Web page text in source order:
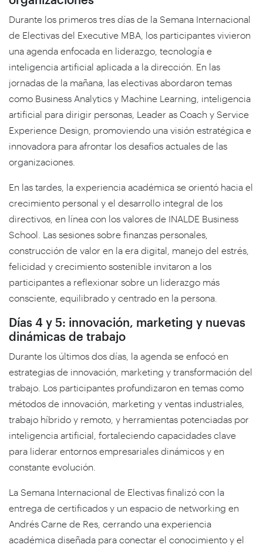
Durante los primeros tres días de la Semana Internacional
de Electivas del Executive MBA, los participantes vivieron
una agenda enfocada en liderazgo, tecnología e
inteligencia artificial aplicada a la dirección. En las
jornadas de la mañana, las electivas abordaron temas
como Business Analytics y Machine Learning, inteligencia
artificial para dirigir personas, Leader as Coach y Service
Experience Design, promoviendo una visión estratégica e
innovadora para afrontar los desafíos actuales de las
organizaciones.
En las tardes, la experiencia académica se orientó hacia el
crecimiento personal y el desarrollo integral de los
directivos, en línea con los valores de INALDE Business
School. Las sesiones sobre finanzas personales,
construcción de valor en la era digital, manejo del estrés,
felicidad y crecimiento sostenible invitaron a los
participantes a reflexionar sobre un liderazgo más
consciente, equilibrado y centrado en la persona.
Días 4 y 5: innovación, marketing y nuevas
dinámicas de trabajo
Durante los últimos dos días, la agenda se enfocó en
estrategias de innovación, marketing y transformación del
trabajo. Los participantes profundizaron en temas como
métodos de innovación, marketing y ventas industriales,
trabajo híbrido y remoto, y herramientas potenciadas por
inteligencia artificial, fortaleciendo capacidades clave
para liderar entornos empresariales dinámicos y en
constante evolución.
La Semana Internacional de Electivas finalizó con la
entrega de certificados y un espacio de networking en
Andrés Carne de Res, cerrando una experiencia
académica diseñada para conectar el conocimiento y el